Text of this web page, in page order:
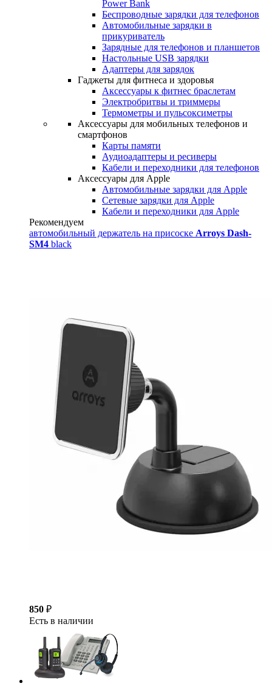
Power Bank
Беспроводные зарядки для телефонов
Автомобильные зарядки в
прикуриватель
Зарядные для телефонов и планшетов
Настольные USB зарядки
Адаптеры для зарядок
Гаджеты для фитнеса и здоровья
Аксессуары к фитнес браслетам
Электробритвы и триммеры
Термометры и пульсоксиметры
Аксессуары для мобильных телефонов и
смартфонов
Карты памяти
Аудиоадаптеры и ресиверы
Кабели и переходники для телефонов
Аксессуары для Apple
Автомобильные зарядки для Apple
Сетевые зарядки для Apple
Кабели и переходники для Apple
Рекомендуем
автомобильный держатель на присоске Arroys Dash-
SM4 black
850 ₽
Есть в наличии